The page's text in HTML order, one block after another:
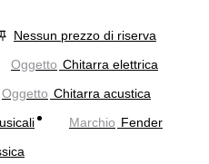
Nessun prezzo di riserva
Oggetto Chitarra elettrica
Oggetto Chitarra acustica
Marchio Fender